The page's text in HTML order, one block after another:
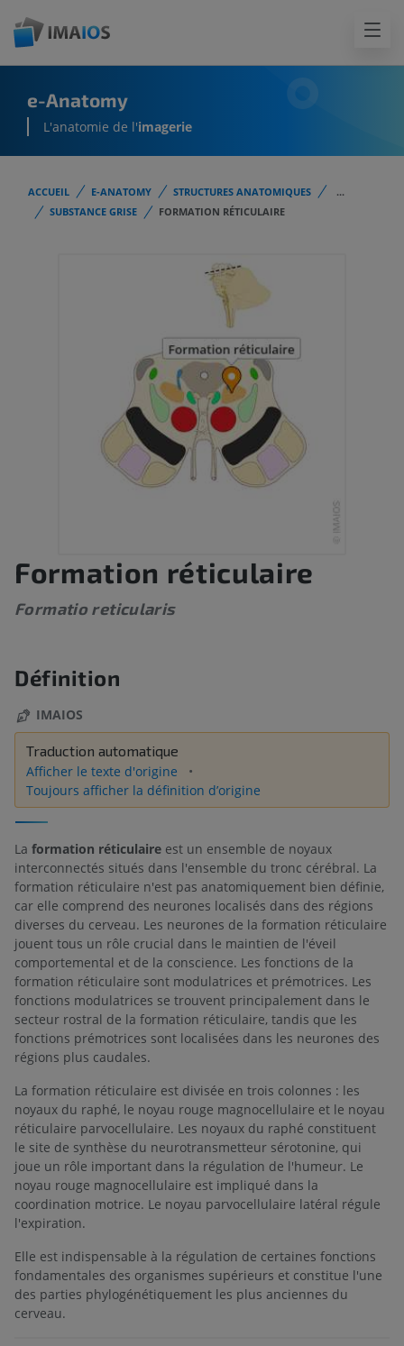
e-Anatomy
L'anatomie de l'imagerie
ACCUEIL E-ANATOMY STRUCTURES ANATOMIQUES
...
SUBSTANCE GRISE
FORMATION RÉTICULAIRE
Formation réticulaire
Formatio reticularis
Définition
IMAIOS
Traduction automatique
Afficher le texte d'origine
Toujours afficher la définition d’origine
La formation réticulaire est un ensemble de noyaux
interconnectés situés dans l'ensemble du tronc cérébral. La
formation réticulaire n'est pas anatomiquement bien définie,
car elle comprend des neurones localisés dans des régions
diverses du cerveau. Les neurones de la formation réticulaire
jouent tous un rôle crucial dans le maintien de l'éveil
comportemental et de la conscience. Les fonctions de la
formation réticulaire sont modulatrices et prémotrices. Les
fonctions modulatrices se trouvent principalement dans le
secteur rostral de la formation réticulaire, tandis que les
fonctions prémotrices sont localisées dans les neurones des
régions plus caudales.
La formation réticulaire est divisée en trois colonnes : les
noyaux du raphé, le noyau rouge magnocellulaire et le noyau
réticulaire parvocellulaire. Les noyaux du raphé constituent
le site de synthèse du neurotransmetteur sérotonine, qui
joue un rôle important dans la régulation de l'humeur. Le
noyau rouge magnocellulaire est impliqué dans la
coordination motrice. Le noyau parvocellulaire latéral régule
l'expiration.
Elle est indispensable à la régulation de certaines fonctions
fondamentales des organismes supérieurs et constitue l'une
des parties phylogénétiquement les plus anciennes du
cerveau.